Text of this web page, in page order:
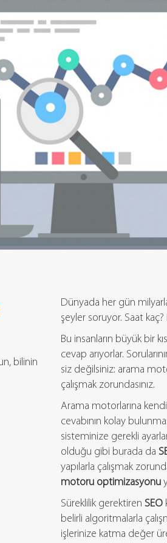
bilinin
Dünyada her gün
şeyler soruyor. Saat
Bu insanların büyük bir
cevap arıyorlar.
siz değilsiniz: arama
çalışmak zorundasınız.
Arama motorlarına
cevabının kolay
sisteminize gerekli
olduğu gibi burada da
yapılarla çalışmak
motoru optimizasyonu
Süreklilik gerektiren SEO
belirli algoritmalarla
işlerinize katma değer